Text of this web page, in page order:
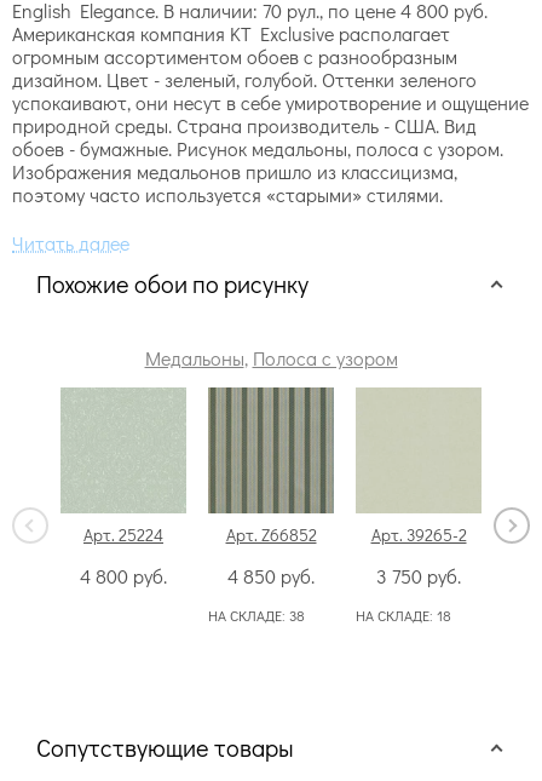
English Elegance. В наличии: 70 рул., по цене 4 800 руб.
Американская компания KT Exclusive располагает
огромным ассортиментом обоев с разнообразным
дизайном. Цвет - зеленый, голубой. Оттенки зеленого
успокаивают, они несут в себе умиротворение и ощущение
природной среды. Страна производитель - США. Вид
обоев - бумажные. Рисунок медальоны, полоса с узором.
Изображения медальонов пришло из классицизма,
поэтому часто используется «старыми» стилями.
Похожие обои по рисунку
Медальоны, Полоса с узором
Арт. 25224
4 800 руб.
Арт. Z66852
4 850 руб.
НА СКЛАДЕ: 38
Арт. 39265-2
3 750 руб.
НА СКЛАДЕ: 18
Сопутствующие товары